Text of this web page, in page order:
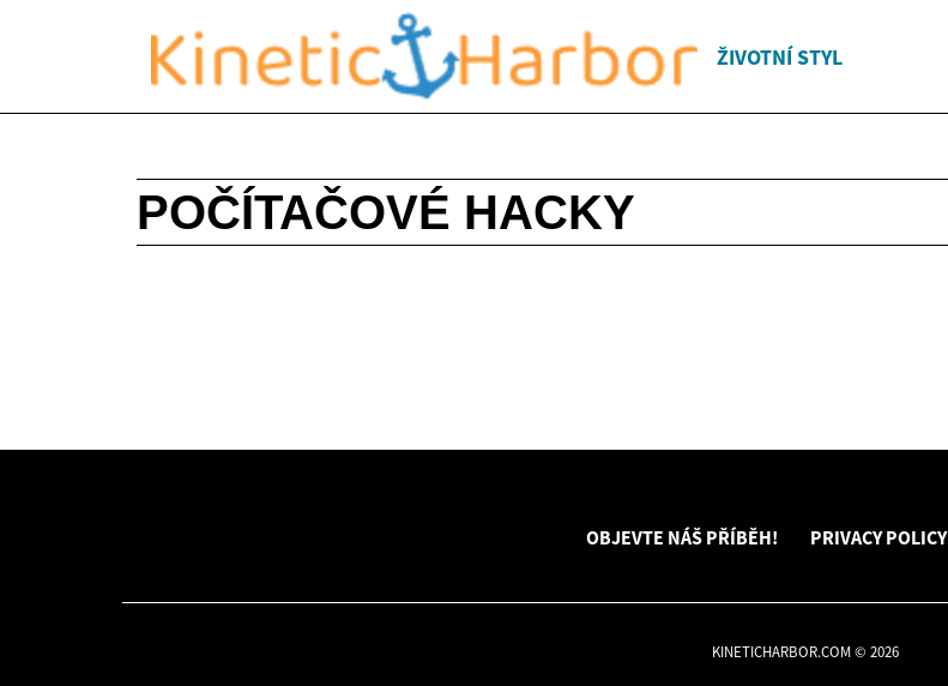
ŽIVOTNÍ STYL
POČÍTAČOVÉ HACKY
OBJEVTE NÁŠ PŘÍBĚH! PRIVACY POLICY
KINETICHARBOR.COM © 2026